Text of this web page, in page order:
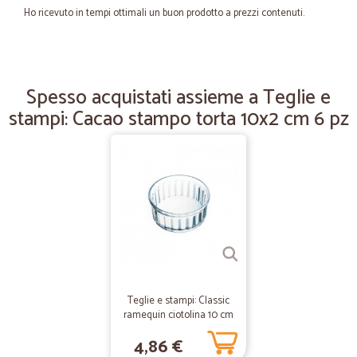
Ho ricevuto in tempi ottimali un buon prodotto a prezzi contenuti.
Grande
Servizio rapido e puntuale
Veloce, un po' cara, però compensa la comodità di ricevere tutto a
casa. Una delle scatole è arrivata aperta. Sembra non mancasse
nulla. Consiglio di migliorare l'imballaggio
Spesso acquistati assieme a Teglie e
stampi: Cacao stampo torta 10x2 cm 6 pz
Teglie e stampi: Classic
ramequin ciotolina 10 cm
4,86 €